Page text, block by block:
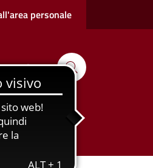
personale
Cerca
Tutti gli
argomenti...